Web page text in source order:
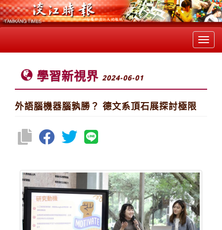
學習新視界 2024-06-01
外語腦機器腦孰勝？ 德文系頂石展探討極限